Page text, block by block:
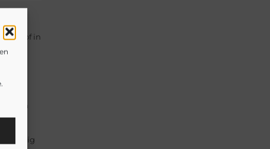
of in
in